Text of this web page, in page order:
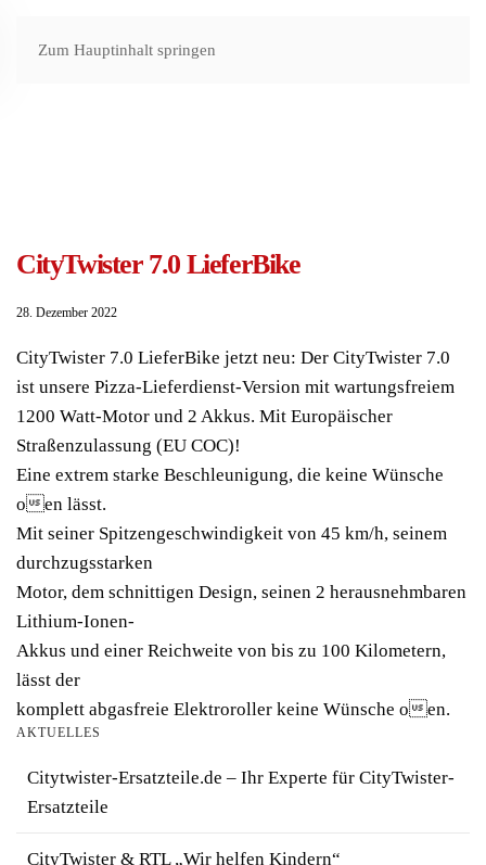
Zum Hauptinhalt springen
CityTwister 7.0 LieferBike
28. Dezember 2022
CityTwister 7.0 LieferBike jetzt neu: Der CityTwister 7.0
ist unsere Pizza-Lieferdienst-Version mit wartungsfreiem
1200 Watt-Motor und 2 Akkus. Mit Europäischer
Straßenzulassung (EU COC)!
Eine extrem starke Beschleunigung, die keine Wünsche
oen lässt.
Mit seiner Spitzengeschwindigkeit von 45 km/h, seinem
durchzugsstarken
Motor, dem schnittigen Design, seinen 2 herausnehmbaren
Lithium-Ionen-
Akkus und einer Reichweite von bis zu 100 Kilometern,
lässt der
komplett abgasfreie Elektroroller keine Wünsche oen.
AKTUELLES
Citytwister-Ersatzteile.de – Ihr Experte für CityTwister-
Ersatzteile
CityTwister & RTL „Wir helfen Kindern“